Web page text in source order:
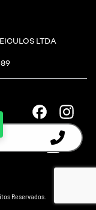
LTDA
Reservados.